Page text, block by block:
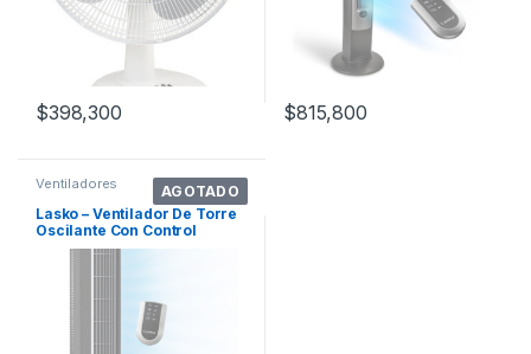
$398,300 $815,800
AGOTADO
Ventiladores
Lasko – Ventilador De Torre
Oscilante Con Control
Remoto